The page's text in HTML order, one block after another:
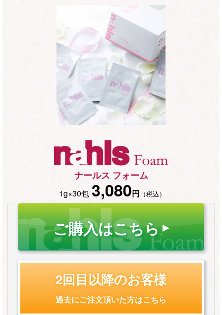
ナールス フォーム
1g×30包 3,080円 （税込）
ご購入はこちら
2回目以降のお客様
過去にご注文頂いた方はこちら